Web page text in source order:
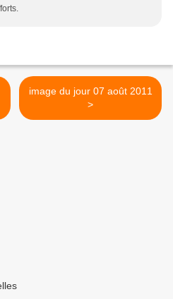
image du jour 07 août 2011
>